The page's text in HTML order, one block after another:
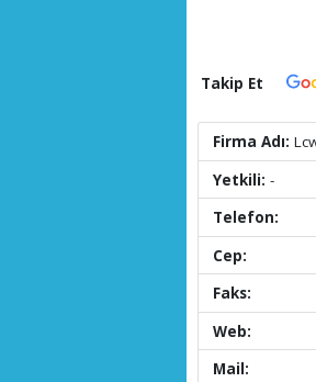
Takip Et
Firma Adı:
Yetkili:-
Telefon:
Cep:
Faks:
Web:
Mail: